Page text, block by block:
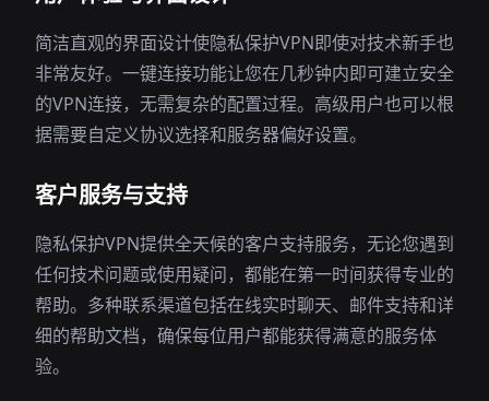
简洁直观的界面设计使隐私保护VPN即使对技术新手也
非常友好。一键连接功能让您在几秒钟内即可建立安全
的VPN连接，无需复杂的配置过程。高级用户也可以根
据需要自定义协议选择和服务器偏好设置。
客户服务与支持
隐私保护VPN提供全天候的客户支持服务，无论您遇到
任何技术问题或使用疑问，都能在第一时间获得专业的
帮助。多种联系渠道包括在线实时聊天、邮件支持和详
细的帮助文档，确保每位用户都能获得满意的服务体
验。